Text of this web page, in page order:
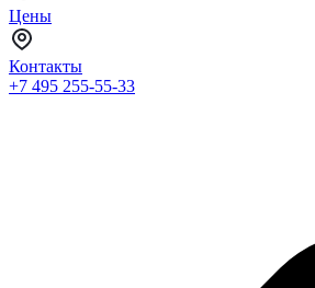
Цены
Контакты
+7 495 255-55-33